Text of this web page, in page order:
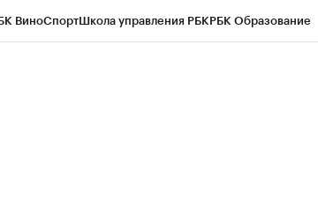
ВиноСпортШкола управления РБКРБК Образование